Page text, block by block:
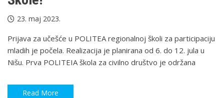
23. maj 2023.
Prijava za učešće u POLITEA regionalnoj školi za participaciju
mladih je počela. Realizacija je planirana od 6. do 12. jula u
Nišu. Prva POLITEIA škola za civilno društvo je održana
Read More